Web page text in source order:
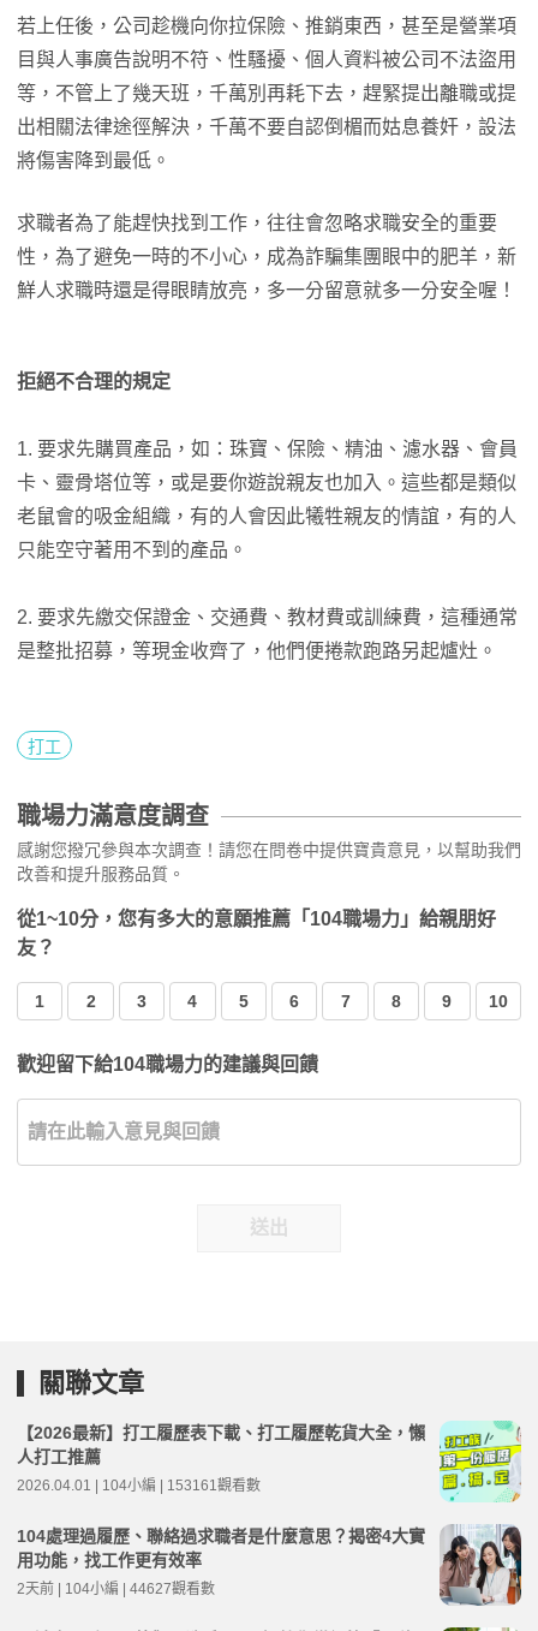
若上任後，公司趁機向你拉保險、推銷東西，甚至是營業項
目與人事廣告說明不符、性騷擾、個人資料被公司不法盜用
等，不管上了幾天班，千萬別再耗下去，趕緊提出離職或提
出相關法律途徑解決，千萬不要自認倒楣而姑息養奸，設法
將傷害降到最低。
求職者為了能趕快找到工作，往往會忽略求職安全的重要
性，為了避免一時的不小心，成為詐騙集團眼中的肥羊，新
鮮人求職時還是得眼睛放亮，多一分留意就多一分安全喔！
拒絕不合理的規定
1. 要求先購買產品，如：珠寶、保險、精油、濾水器、會員
卡、靈骨塔位等，或是要你遊說親友也加入。這些都是類似
老鼠會的吸金組織，有的人會因此犧牲親友的情誼，有的人
只能空守著用不到的產品。
2. 要求先繳交保證金、交通費、教材費或訓練費，這種通常
是整批招募，等現金收齊了，他們便捲款跑路另起爐灶。
打工
職場力滿意度調查
感謝您撥冗參與本次調查！請您在問卷中提供寶貴意見，以幫助我們
改善和提升服務品質。
從1~10分，您有多大的意願推薦「104職場力」給親朋好
友？
1 2 3 4 5 6 7 8 9 10
歡迎留下給104職場力的建議與回饋
送出
關聯文章
【2026最新】打工履歷表下載、打工履歷乾貨大全，懶
人打工推薦
2026.04.01 | 104小編 | 153161觀看數
104處理過履歷、聯絡過求職者是什麼意思？揭密4大實
用功能，找工作更有效率
2天前 | 104小編 | 44627觀看數